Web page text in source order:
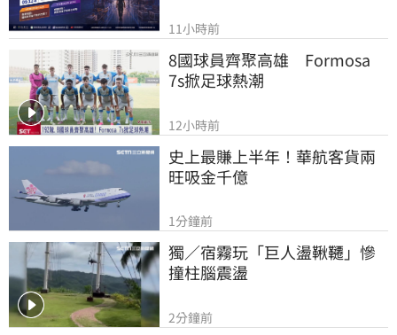
11小時前
8國球員齊聚高雄　Formosa
7s掀足球熱潮
12小時前
史上最賺上半年！華航客貨兩
旺吸金千億
1分鐘前
獨／宿霧玩「巨人盪鞦韆」慘
撞柱腦震盪
2分鐘前